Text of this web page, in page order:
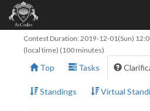
Contest Duration: 2019-12-01(Sun)
(local time) (100 minutes)
Top Tasks
Standings Virtual